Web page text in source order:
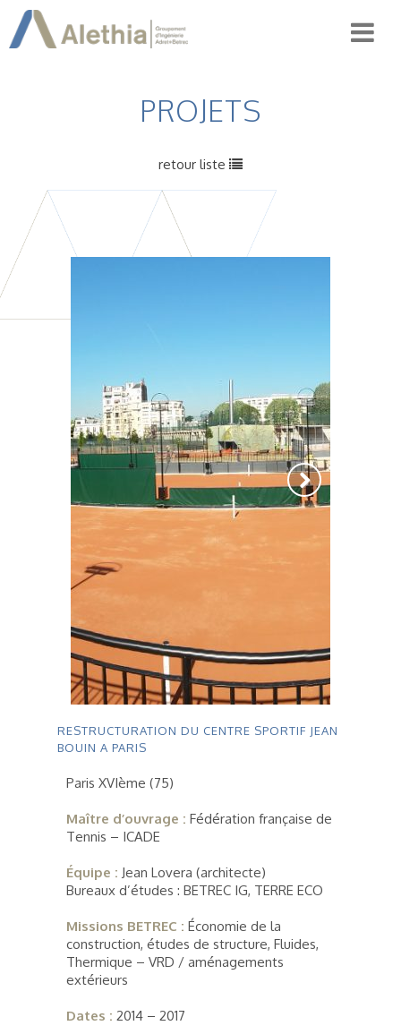
PROJETS
retour liste
RESTRUCTURATION DU CENTRE SPORTIF JEAN
BOUIN A PARIS
Paris XVIème (75)
Maître d’ouvrage : Fédération française de
Tennis – ICADE
Équipe : Jean Lovera (architecte)
Bureaux d’études : BETREC IG, TERRE ECO
Missions BETREC : Économie de la
construction, études de structure, Fluides,
Thermique – VRD / aménagements
extérieurs
Dates : 2014 – 2017